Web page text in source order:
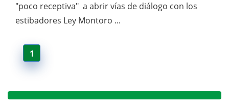
"poco receptiva" a abrir vías de diálogo con los
estibadores Ley Montoro ...
1